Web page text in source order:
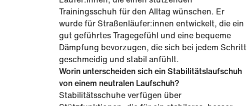
Trainingsschuh für den Alltag wünschen. Er
wurde für Straßenläufer:innen entwickelt, die ein
gut geführtes Tragegefühl und eine bequeme
Dämpfung bevorzugen, die sich bei jedem Schritt
geschmeidig und stabil anfühlt.
Worin unterscheiden sich ein Stabilitätslaufschuh
von einem neutralen Laufschuh?
Stabilitätsschuhe verfügen über